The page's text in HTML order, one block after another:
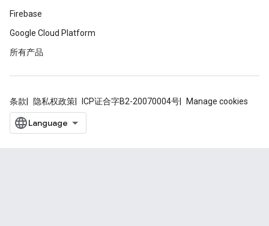
Firebase
Google Cloud Platform
所有产品
条款 隐私权政策 ICP证合字B2-20070004号 Manage cookies